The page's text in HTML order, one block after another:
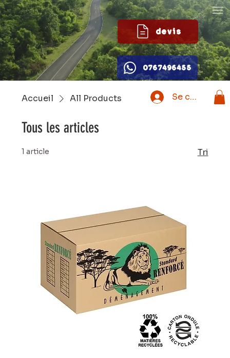
devis
0767496455
Accueil All Products
Tous les articles
1 article Tri
Se connecter